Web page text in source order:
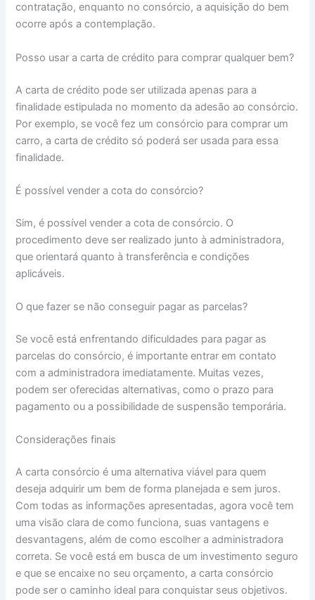
contratação, enquanto no consórcio, a aquisição do bem
ocorre após a contemplação.
Posso usar a carta de crédito para comprar qualquer bem?
A carta de crédito pode ser utilizada apenas para a
finalidade estipulada no momento da adesão ao consórcio.
Por exemplo, se você fez um consórcio para comprar um
carro, a carta de crédito só poderá ser usada para essa
finalidade.
É possível vender a cota do consórcio?
Sim, é possível vender a cota de consórcio. O
procedimento deve ser realizado junto à administradora,
que orientará quanto à transferência e condições
aplicáveis.
O que fazer se não conseguir pagar as parcelas?
Se você está enfrentando dificuldades para pagar as
parcelas do consórcio, é importante entrar em contato
com a administradora imediatamente. Muitas vezes,
podem ser oferecidas alternativas, como o prazo para
pagamento ou a possibilidade de suspensão temporária.
Considerações finais
A carta consórcio é uma alternativa viável para quem
deseja adquirir um bem de forma planejada e sem juros.
Com todas as informações apresentadas, agora você tem
uma visão clara de como funciona, suas vantagens e
desvantagens, além de como escolher a administradora
correta. Se você está em busca de um investimento seguro
e que se encaixe no seu orçamento, a carta consórcio
pode ser o caminho ideal para conquistar seus objetivos.